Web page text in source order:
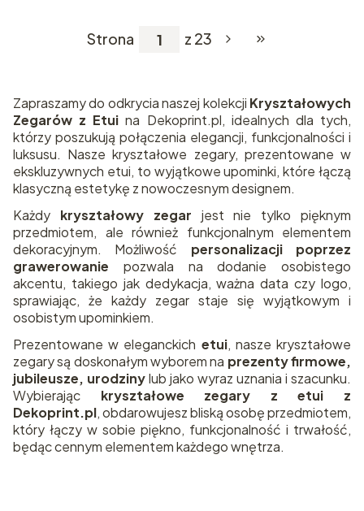
Strona z 23 Przejdź do
Zapraszamy do odkrycia naszej kolekcji Kryształowych
Zegarów z Etui na Dekoprint.pl, idealnych dla tych,
którzy poszukują połączenia elegancji, funkcjonalności i
luksusu. Nasze kryształowe zegary, prezentowane w
ekskluzywnych etui, to wyjątkowe upominki, które łączą
klasyczną estetykę z nowoczesnym designem.
Każdy kryształowy zegar jest nie tylko pięknym
przedmiotem, ale również funkcjonalnym elementem
dekoracyjnym. Możliwość personalizacji poprzez
grawerowanie pozwala na dodanie osobistego
akcentu, takiego jak dedykacja, ważna data czy logo,
sprawiając, że każdy zegar staje się wyjątkowym i
osobistym upominkiem.
Prezentowane w eleganckich etui, nasze kryształowe
zegary są doskonałym wyborem na prezenty firmowe,
jubileusze, urodzinylub jako wyraz uznania i szacunku.
Wybierając kryształowe zegary z etui z
Dekoprint.pl, obdarowujesz bliską osobę przedmiotem,
który łączy w sobie piękno, funkcjonalność i trwałość,
będąc cennym elementem każdego wnętrza.